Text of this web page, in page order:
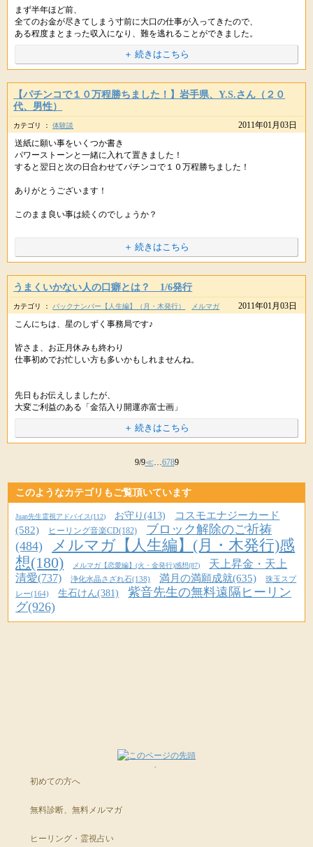
きっとさらによい結果に繋がっていくと感じます。
来年はさらによい年になるようお祈りしております。
個人差があり、すべての方が実感するものではありません。
※ヒーリングはお薬ではありませんので医師から処方された薬や治療の代
わりに使うことは避けてください。医師の指示を尊重・最優先してくだ
さいね。
> 相手の一挙一動も、気にならない。。。
> 自分のパワーがアップしたということでしょうか？
> このほうが、わたしはとても自然なので気持ちが
> よいです。リラックス、リラックス。
これこそ、本来の自分、自然な自分へと戻ってきた感覚かもしれないです
ね。
見えない囚われとなっていたのかも？です。
> この先、どうなるか分かりませんが、今の
> 自分を愛し、楽しみます。
はい、この先、どうなるか分からないからこそ
※掲載している内容は、星のしずくに寄せられた個人の体験談で 効果には
※ヒーリングはお薬ではありませんので医師から処方された薬や治療の代
さいね。
URLをコピペしてシェアもできます。
> デートも頻繁に出来、しかも、とても優しいです。
> 本当に嬉しいです。
なんと、最近ラブラブになってきているんですね(*'ェ'*)テレ
これからも幸せにお過ごしくださいませ。
またハッピーなことがありましたら、教えてくださいね。
※掲載している内容は、星のしずくに寄せられた個人の体験談で 効果には
個人差があり、すべての方が実感するものではありません。
わりに使うことは避けてください。医師の指示を尊重・最優先してくだ
URLをコピペしてシェアもできます。
++++
星のしずく事務局より
++++
メールありがとうございます。
＞仕事のスランプが多発していたのですが
振り返ってみるとなかなかよい成績で終われました！！
お気持ちに余裕ができた証拠かもしれませんね。
よい成績で終われて本当によかったです。
ＰＳ３に１０万円のネックレスのプレゼントと
本当にありがとうございます
クジ運も上がってこられているようで何よりです＾＾
ぜひ多方面でラッキーを引き寄せていってくださいね☆
※掲載している内容は、星のしずくに寄せられた個人の体験談で 効果には
個人差があり、すべての方が実感するものではありません。
※ヒーリングはお薬ではありませんので医師から処方された薬や治療の代
わりに使うことは避けてください。医師の指示を尊重・最優先してくだ
URLをコピペしてシェアもできます。
まず半年ほど前、
全てのお金が尽きてしまう寸前に大口の仕事が入ってきたので、
ある程度まとまった収入になり、難を逃れることができました。
いちばん驚いたことは、6年以上絶縁していた主人の父親が、
偶然にも共通の知り合いの助言で、
頼みもしていないのに義父のほうから申し出があり、
娘の私立学校の1年分の学費を
全額払ってくれました。これはわたしたちにとって正に奇跡です。
また、
その義父が娘にクリスマスプレゼントにバイオリンを買ってくれました。
それもまた結構な金額ですから、ありがたいことです。
彼の仕事も少ないながらも少しずつ
時には休養されて今後も末永く天のエネルギーを人々に分ける聖業を
来年もカオル先生をはじめ、星のしずく事務局の方がたにとって、
良い年となりますようにお祈りいたします。
＞ある程度まとまった収入になり、難を逃れることができました。
すごいタイミングでお仕事が入ってきたのですね。
すばらしいです。
＞娘の私立学校の1年分の学費を全額払ってくれました。
これはわたしたちにとって正に奇跡です。
すごいですね絶縁されていたのに学費を払ってくれるなんて
本当に奇跡ですね！！
彼の仕事も少ないながらも少しずつ入ってきています。
はい、じょじょに金運もＵＰされてきているようで何よりです。
＞カオル先生の限定商品は人気があってすぐに売切れてしまう勢いなの
今後、わたしの手元に入るまでパワーストーンがあるか心配です。
＋ 続きはこちら
【パチンコで１０万程勝ちました！】岩手県、Y.S.さん（２０
代、男性）
カテゴリ ：体験談
2011年01月03日
送紙に願い事をいくつか書き
パワーストーンと一緒に入れて置きました！
すると翌日と次の日合わせてパチンコで１０万程勝ちました！
ありがとうございます！
このまま良い事は続くのでしょうか？
++++
星のしずく事務局より
++++
メールありがとうございます＾＾
10万も勝つとは素晴らしいですね☆
これからも色々なことで
よいことを引き寄せていきます＾＾
また、何かラッキーなことがありましたら
個人差があり、すべての方が実感するものではありません。
※ヒーリングはお薬ではありませんので医師から処方された薬や治療の代
わりに使うことは避けてください。医師の指示を尊重・最優先してくだ
さいね。
URLをコピペしてシェアもできます。
＋ 続きはこちら
うまくいかない人の口癖とは？ 1/6発行
カテゴリ ： バックナンバー【人生編】（月・木発行） メルマガ
2011年01月03日
こんにちは、星のしずく事務局です♪
皆さま、お正月休みも終わり
仕事初めでお忙しい方も多いかもしれませんね。
先日もお伝えしましたが、
大変ご利益のある「金箔入り開運赤富士画」
もう少しお待ちくださいね☆
決まり次第、号外メルマガなどでお知らせいたします♪
またそろそろ「金箔入り開運赤富士画」が届きました!
というメールをいただいておりまーす☆
まだ届いてないお客様にも
順次発送の手配をしておりますので、
＋ 続きはこちら
9/9≪…6789
このようなカテゴリもご覧頂いています
Juan先生霊視アドバイス(112) お守り(413)
コスモエナジーカード
(582)
ヒーリング音楽CD(182)
ブロック解除のご祈祷
(484)
メルマガ【人生編】(月・木発行)感
想(180)
メルマガ【恋愛編】(火・金発行)感想(87)
天上昇金・天上
清愛(737)
浄化水晶さざれ石(138) 満月の満願成就(635)
珠玉スプ
レー(164)
生石けん(381)
紫音先生の無料遠隔ヒーリン
グ(926)
初めての方へ
無料診断、無料メルマガ
ヒーリング・霊視占い